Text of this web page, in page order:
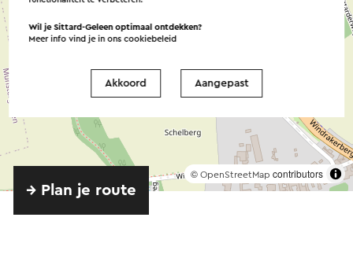
© OpenStreetMap contributors
→ Plan je route
Wil je Sittard-Geleen optimaal ontdekken?
Meer info vind je in onscookiebeleid
Akkoord Aangepast